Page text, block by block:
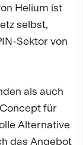
Helium ist
selbst,
Sektor von
als auch
für
Alternative
das Angebot